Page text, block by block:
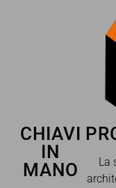
CHIAVI
IN
MANO
La